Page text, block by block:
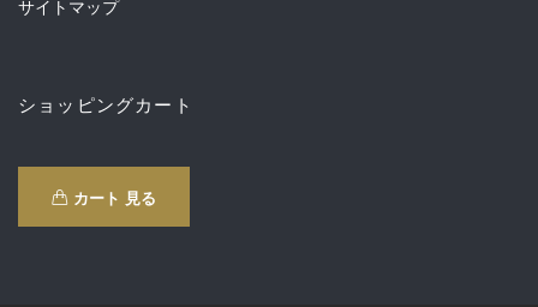
サイトマップ
ショッピングカート
カート 見る